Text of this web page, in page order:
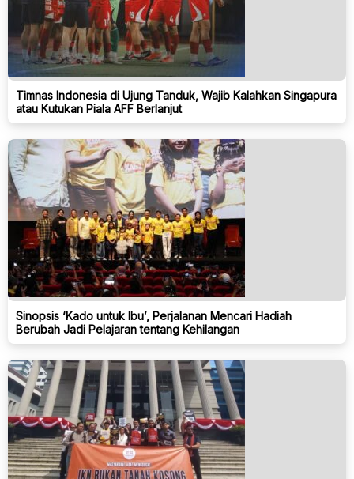
Timnas Indonesia di Ujung Tanduk, Wajib Kalahkan Singapura
atau Kutukan Piala AFF Berlanjut
Sinopsis ‘Kado untuk Ibu’, Perjalanan Mencari Hadiah
Berubah Jadi Pelajaran tentang Kehilangan